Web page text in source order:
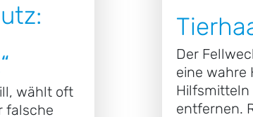
wählt oft
falsche
Der
eine wahre
Hilfsmitteln
entfernen.